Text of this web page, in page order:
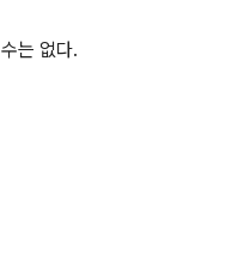
는 없다.